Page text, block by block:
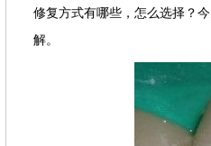
修复方式有哪些，怎么选择？
解。